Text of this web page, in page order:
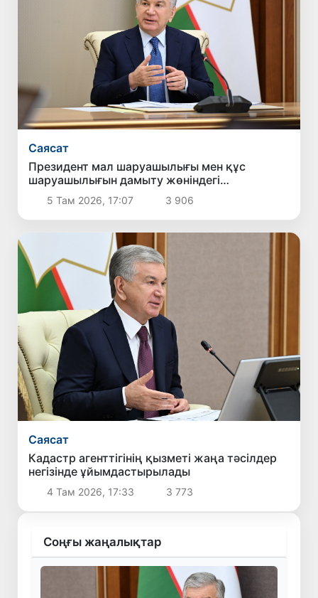
Саясат
Президент мал шаруашылығы мен құс
шаруашылығын дамыту жөніндегі
шаралармен танысты
5 Там 2026, 17:07 3 906
Саясат
Кадастр агенттігінің қызметі жаңа тәсілдер
негізінде ұйымдастырылады
4 Там 2026, 17:33 3 773
Соңғы жаңалықтар